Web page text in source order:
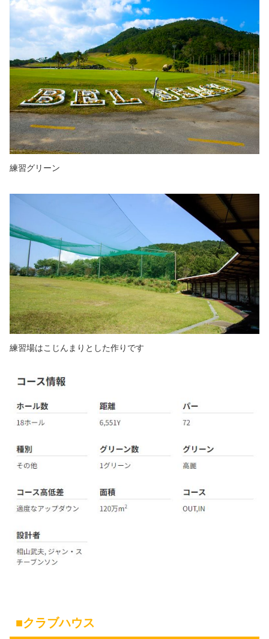
練習グリーン
練習場はこじんまりとした作りです
■クラブハウス